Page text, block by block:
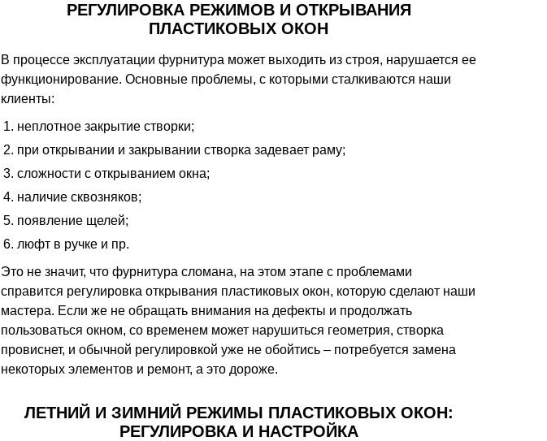
РЕГУЛИРОВКА РЕЖИМОВ И ОТКРЫВАНИЯ
ПЛАСТИКОВЫХ ОКОН
В процессе эксплуатации фурнитура может выходить из строя, нарушается ее
функционирование. Основные проблемы, с которыми сталкиваются наши
клиенты:
неплотное закрытие створки;
при открывании и закрывании створка задевает раму;
сложности с открыванием окна;
наличие сквозняков;
появление щелей;
люфт в ручке и пр.
Это не значит, что фурнитура сломана, на этом этапе с проблемами
справится регулировка открывания пластиковых окон, которую сделают наши
мастера. Если же не обращать внимания на дефекты и продолжать
пользоваться окном, со временем может нарушиться геометрия, створка
провиснет, и обычной регулировкой уже не обойтись – потребуется замена
некоторых элементов и ремонт, а это дороже.
ЛЕТНИЙ И ЗИМНИЙ РЕЖИМЫ ПЛАСТИКОВЫХ ОКОН:
РЕГУЛИРОВКА И НАСТРОЙКА